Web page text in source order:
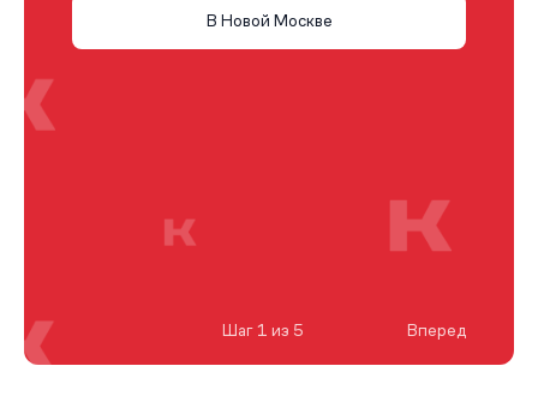
В Новой Москве
Шаг 1 из 5 Вперед